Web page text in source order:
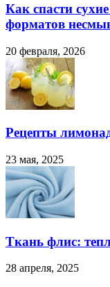
Как спасти
форматов
20 февраля, 2026
Рецепты
23 мая, 2025
Ткань флис:
28 апреля, 2025